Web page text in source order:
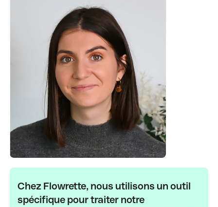
Chez Flowrette, nous utilisons un outil
spécifique pour traiter notre